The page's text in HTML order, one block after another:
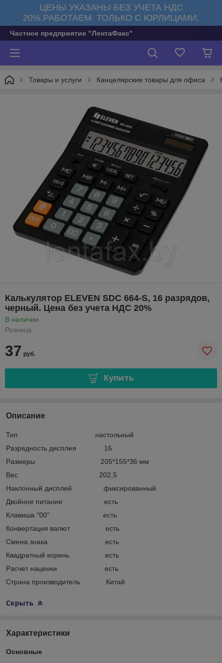
ЦЕНЫ УКАЗАНЫ БЕЗ УЧЕТА НДС
20%.РАБОТАЕМ ТОЛЬКО С ЮРЛИЦАМИ.
Частное предприятие "ЛентаФакс"
Товары и услуги Канцелярские товары для офиса
Калькулятор ELEVEN SDC 664-S, 16 разрядов,
черный. Цена без учета НДС 20%
В наличии
Розница
37 руб.
Купить
Описание
Тип настольный
Разрядность дисплея 16
Размеры 205*155*36 мм
Вес 202,5
Наклонный дисплей фиксированный
Двойное питание есть
Клавиша "00" есть
Конвертация валют есть
Смена знака есть
Квадратный корень есть
Расчет наценки есть
Страна производитель Китай
Скрыть
Характеристики
Основные